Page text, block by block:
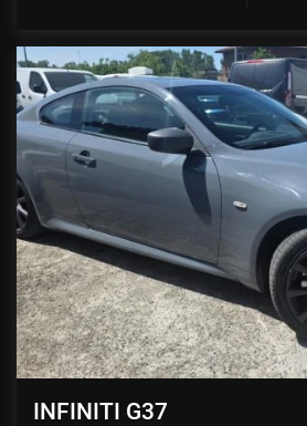
INFINITI G37